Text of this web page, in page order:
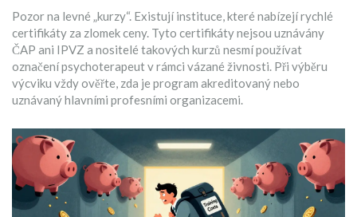
Pozor na levné „kurzy“. Existují instituce, které nabízejí rychlé
certifikáty za zlomek ceny. Tyto certifikáty nejsou uznávány
ČAP ani IPVZ a nositelé takových kurzů nesmí používat
označení psychoterapeut v rámci vázané živnosti. Při výběru
výcviku vždy ověřte, zda je program akreditovaný nebo
uznávaný hlavními profesními organizacemi.